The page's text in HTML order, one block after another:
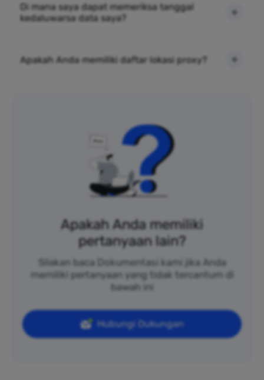
Di mana saya dapat memeriksa tanggal
kedaluwarsa data saya?
Apakah Anda memiliki daftar lokasi proxy?
Apakah Anda memiliki
pertanyaan lain?
Silakan baca Dokumentasi kami jika Anda
memiliki pertanyaan yang tidak tercantum di
bawah ini
Hubungi Dukungan